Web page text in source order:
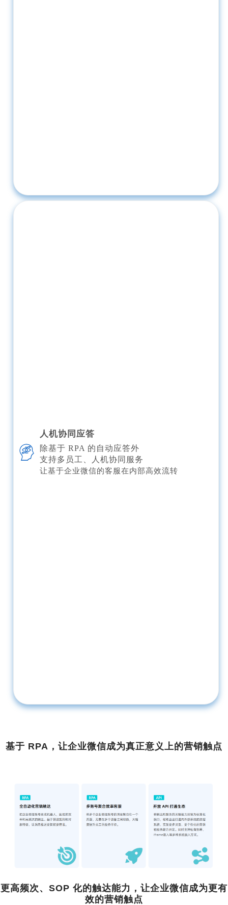
人机协同应答
除基于 RPA 的自动应答外
支持多员工、人机协同服务
让基于企业微信的客服在内部高效流转
基于 RPA，让企业微信成为真正意义上的营销触点
更高频次、SOP 化的触达能力，让企业微信成为更有
效的营销触点